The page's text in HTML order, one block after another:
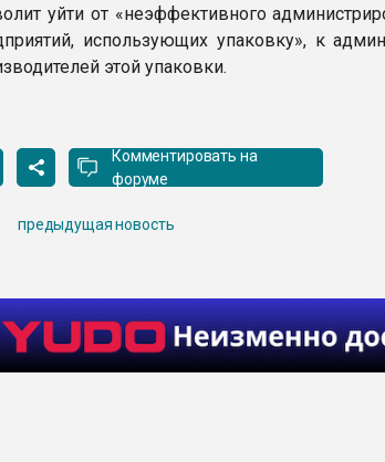
уйти от «неэффективного
использующих упаковку», к
этой упаковки.
Комментировать на
форуме
предыдущая новость